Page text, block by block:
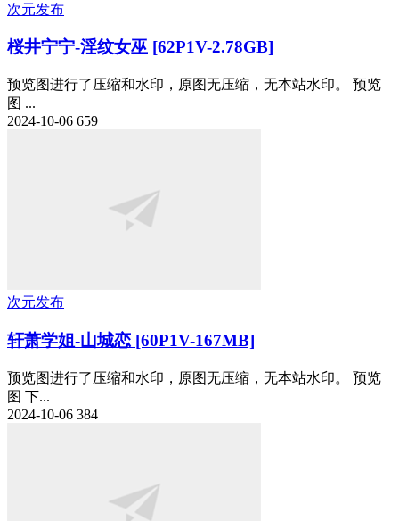
次元发布
桜井宁宁-淫纹女巫 [62P1V-2.78GB]
预览图进行了压缩和水印，原图无压缩，无本站水印。 预览
图 ...
2024-10-06 659
次元发布
轩萧学姐-山城恋 [60P1V-167MB]
预览图进行了压缩和水印，原图无压缩，无本站水印。 预览
图 下...
2024-10-06 384